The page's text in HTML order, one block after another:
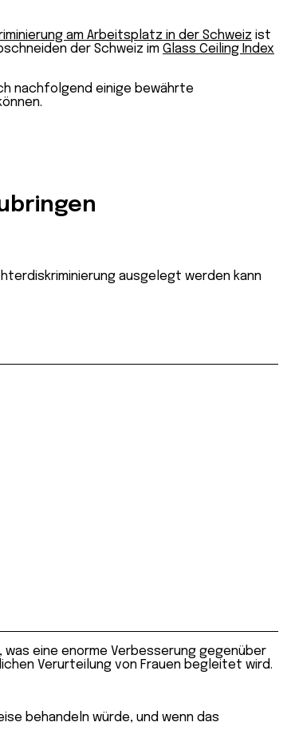
am Arbeitsplatz in der Schweiz ist
der Schweiz im Glass Ceiling Index
nachfolgend einige bewährte
ausgelegt werden kann
eine enorme Verbesserung gegenüber
Verurteilung von Frauen begleitet wird.
behandeln würde, und wenn das